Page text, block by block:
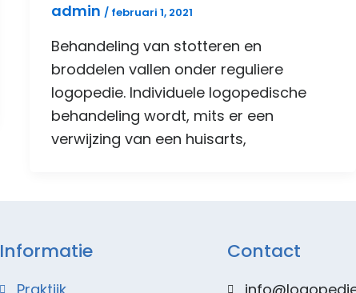
admin / februari 1, 2021
Behandeling van stotteren en
broddelen vallen onder reguliere
logopedie. Individuele logopedische
behandeling wordt, mits er een
verwijzing van een huisarts,
Informatie Contact